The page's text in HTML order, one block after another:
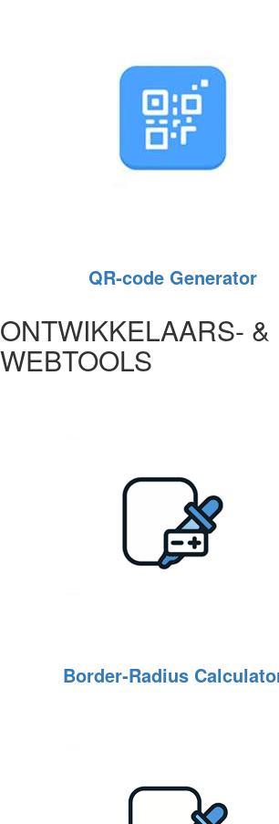
QR‑code Generator
ONTWIKKELAARS- &
WEBTOOLS
Border‑Radius